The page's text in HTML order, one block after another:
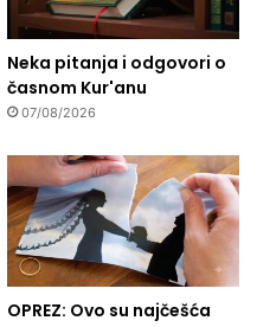
Neka pitanja i odgovori o
časnom Kur'anu
07/08/2026
OPREZ: Ovo su najčešća